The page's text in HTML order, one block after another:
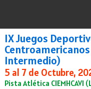
IX Juegos
Intermedio)
5 al 7 de Octubre,
Pista Atlética CIEMHCAVI